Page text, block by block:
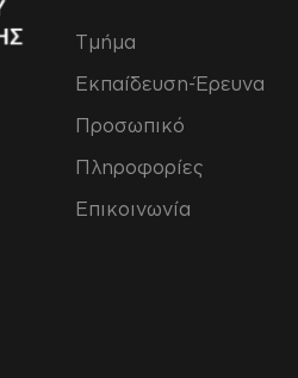
Τμήμα
Εκπαίδευση-Έρευνα
Προσωπικό
Πληροφορίες
Επικοινωνία